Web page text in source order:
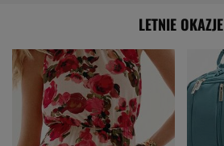
LETNIE OKAZJE